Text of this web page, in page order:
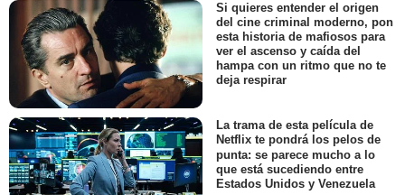
Si quieres entender el origen
del cine criminal moderno, pon
esta historia de mafiosos para
ver el ascenso y caída del
hampa con un ritmo que no te
deja respirar
La trama de esta película de
Netflix te pondrá los pelos de
punta: se parece mucho a lo
que está sucediendo entre
Estados Unidos y Venezuela